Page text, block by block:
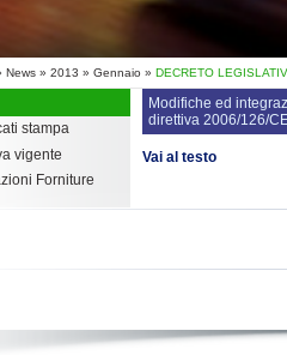
News » 2013 » Gennaio » DECRETO
stampa
vigente
Forniture
Modifiche ed
direttiva 2006/126/
Vai al testo